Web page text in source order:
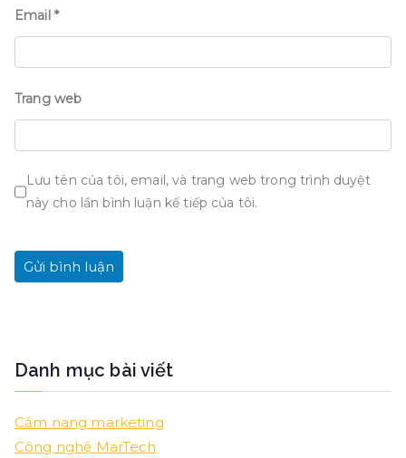
Email *
Trang web
Lưu tên của tôi, email, và trang web trong trình duyệt
này cho lần bình luận kế tiếp của tôi.
Danh mục bài viết
Cẩm nang marketing
Công nghệ MarTech